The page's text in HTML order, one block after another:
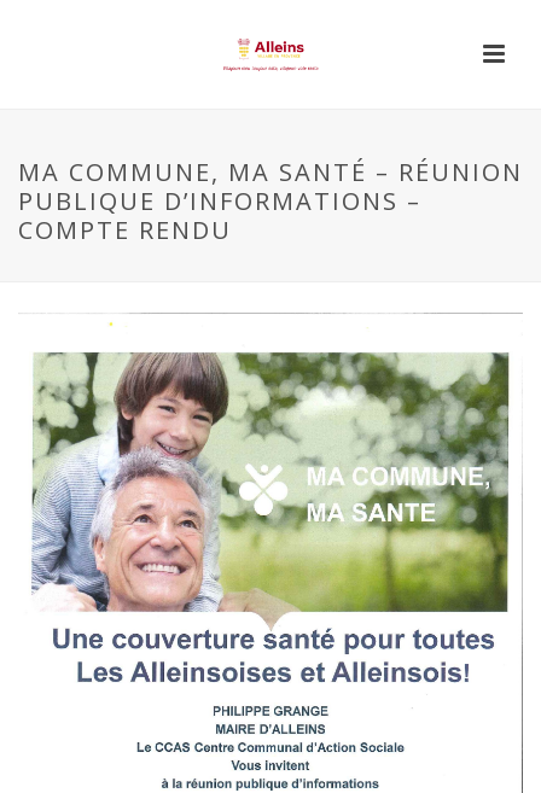
MA COMMUNE, MA SANTÉ – RÉUNION
PUBLIQUE D’INFORMATIONS –
COMPTE RENDU